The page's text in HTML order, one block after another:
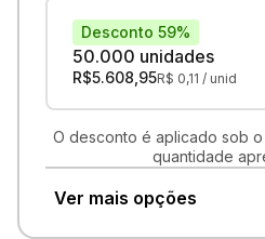
50.000 unidades
Desconto 59%
R$5.608,95R$ 0,11 / unid
O desconto é aplicado sob
quantidade
Ver mais opções